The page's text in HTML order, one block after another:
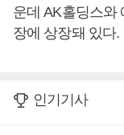
운데 AK홀딩스와
장에 상장돼 있다.
인기기사